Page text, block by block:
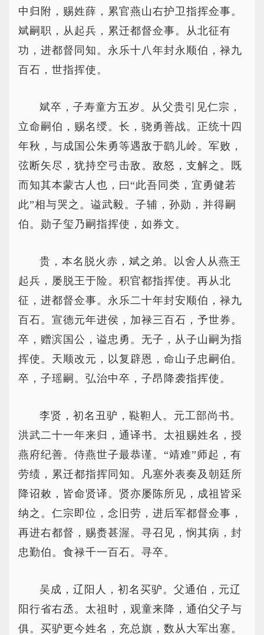
中归附，赐姓薛，累官燕山右护卫指挥佥事。
斌嗣职，从起兵，累迁都督佥事。从北征有
功，进都督同知。永乐十八年封永顺伯，禄九
百石，世指挥使。
斌卒，子寿童方五岁。从父贵引见仁宗，
立命嗣伯，赐名绶。长，骁勇善战。正统十四
年秋，与成国公朱勇等遇敌于鹞儿岭。军败，
弦断矢尽，犹持空弓击敌。敌怒，支解之。既
而知其本蒙古人也，曰“此吾同类，宜勇健若
此”相与哭之。谥武毅。子辅，孙勋，并得嗣
伯。勋子玺乃嗣指挥使，如券文。
贵，本名脱火赤，斌之弟。以舍人从燕王
起兵，屡脱王于险。积官都指挥使。再从北
征，进都督佥事。永乐二十年封安顺伯，禄九
百石。宣德元年进侯，加禄三百石，予世券。
卒，赠滨国公，谥忠勇。无子，从子山嗣为指
挥使。天顺改元，以复辟恩，命山子忠嗣伯。
卒，子瑶嗣。弘治中卒，子昂降袭指挥使。
李贤，初名丑驴，鞑靼人。元工部尚书。
洪武二十一年来归，通译书。太祖赐姓名，授
燕府纪善。侍燕世子最恭谨。“靖难”师起，有
劳绩，累迁都指挥同知。凡塞外表奏及朝廷所
降诏敕，皆命贤译。贤亦屡陈所见，成祖皆采
纳之。仁宗即位，念旧劳，进后军都督佥事，
再进右都督，赐赉甚渥。寻召见，悯其病，封
忠勤伯。食禄千一百石。寻卒。
吴成，辽阳人，初名买驴。父通伯，元辽
阳行省右丞。太祖时，观童来降，通伯父子与
俱。买驴更今姓名，充总旗，数从大军出塞。